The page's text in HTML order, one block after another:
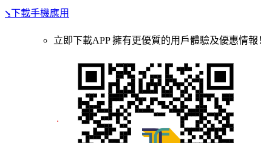
⭸下載手機應用
立即下載APP 擁有更優質的用戶體驗及優惠情報！